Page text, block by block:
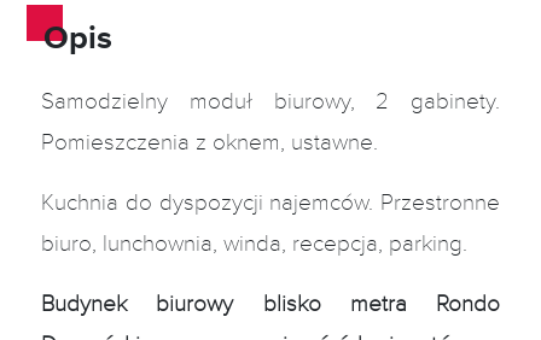
Opis
Samodzielny moduł biurowy, 2 gabinety.
Pomieszczenia z oknem, ustawne.
Kuchnia do dyspozycji najemców. Przestronne
biuro, lunchownia, winda, recepcja, parking.
Budynek biurowy blisko metra Rondo